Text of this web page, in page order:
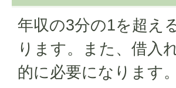
年収の3分の1を超え
ります。また、借入
的に必要になります。